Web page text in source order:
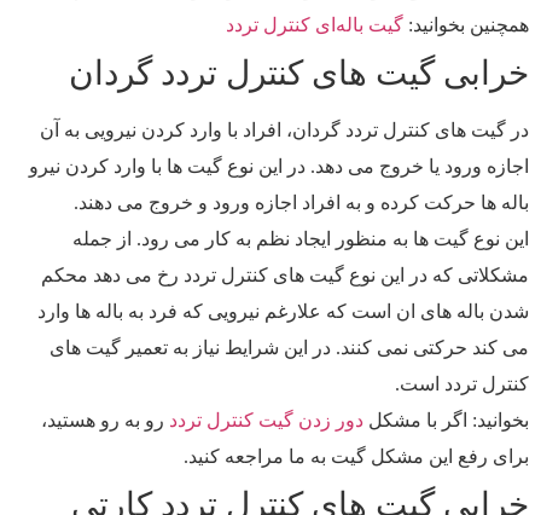
همچنین بخوانید: گیت باله‌ای کنترل تردد
خرابی گیت های کنترل تردد گردان
در گیت های کنترل تردد گردان، افراد با وارد کردن نیرویی به آن
اجازه ورود یا خروج می دهد. در این نوع گیت ها با وارد کردن نیرو
باله ها حرکت کرده و به افراد اجازه ورود و خروج می دهند.
این نوع گیت ها به منظور ایجاد نظم به کار می رود. از جمله
مشکلاتی که در این نوع گیت های کنترل تردد رخ می دهد محکم
شدن باله های ان است که علارغم نیرویی که فرد به باله ها وارد
می کند حرکتی نمی کنند. در این شرایط نیاز به تعمیر گیت های
کنترل تردد است.
بخوانید: اگر با مشکل دور زدن گیت کنترل تردد رو به رو هستید،
برای رفع این مشکل گیت به ما مراجعه کنید.
خرابی گیت های کنترل تردد کارتی